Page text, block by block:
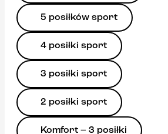
5 posiłków sport
4 posiłki sport
3 posiłki sport
2 posiłki sport
Komfort – 3 posiłki